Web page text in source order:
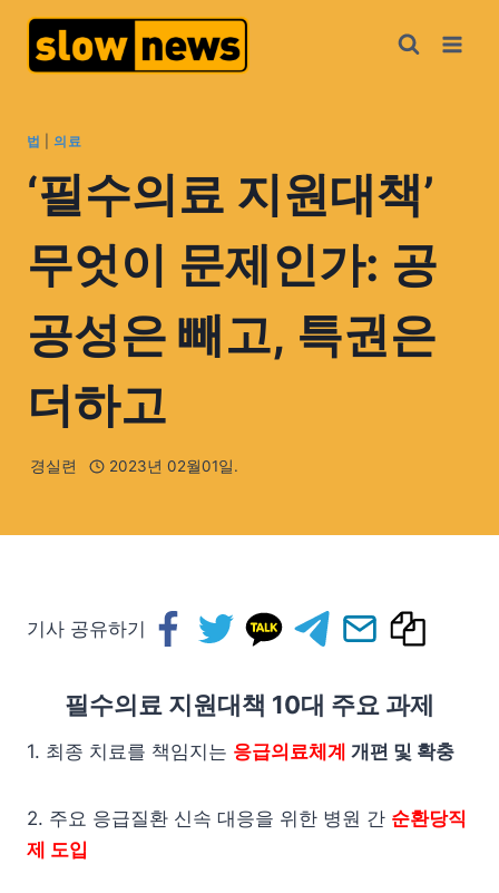
법 |의료
‘필수의료 지원대책’
무엇이 문제인가: 공
공성은 빼고, 특권은
더하고
경실련 2023년 02월01일.
기사 공유하기
필수의료 지원대책 10대 주요 과제
1. 최종 치료를 책임지는 응급의료체계 개편 및 확충
2. 주요 응급질환 신속 대응을 위한 병원 간 순환당직
제 도입